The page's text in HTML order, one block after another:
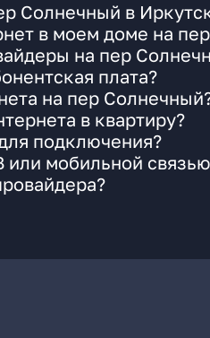
Солнечный в
в моем доме на
на пер
плата?
на пер
в квартиру?
подключения?
мобильной